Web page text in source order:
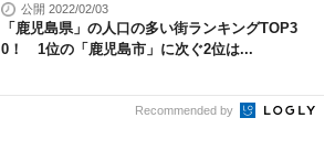
公開 2022/02/03
「鹿児島県」の人口の多い街ランキングTOP3
0！ 1位の「鹿児島市」に次ぐ2位は...
Recommended by